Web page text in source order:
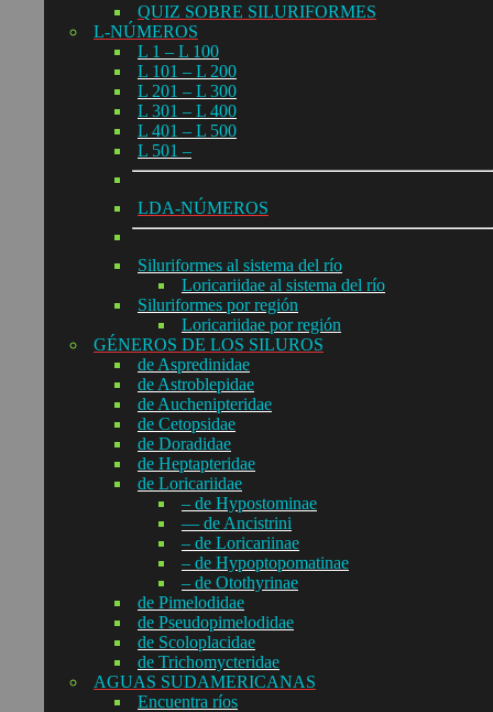
QUIZ SOBRE SILURIFORMES
L-NÚMEROS
L 1 – L 100
L 101 – L 200
L 201 – L 300
L 301 – L 400
L 401 – L 500
L 501 –
LDA-NÚMEROS
Siluriformes al sistema del río
Loricariidae al sistema del río
Siluriformes por región
Loricariidae por región
GÉNEROS DE LOS SILUROS
de Aspredinidae
de Astroblepidae
de Auchenipteridae
de Cetopsidae
de Doradidae
de Heptapteridae
de Loricariidae
– de Hypostominae
— de Ancistrini
– de Loricariinae
– de Hypoptopomatinae
– de Otothyrinae
de Pimelodidae
de Pseudopimelodidae
de Scoloplacidae
de Trichomycteridae
AGUAS SUDAMERICANAS
Encuentra ríos